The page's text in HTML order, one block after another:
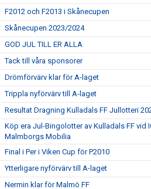
F2012 och F2013 i Skånecupen
Skånecupen 2023/2024
GOD JUL TILL ER ALLA
Tack till våra sponsorer
Drömförvärv klar för A-laget
Trippla nyförvärv till A-laget
Resultat Dragning Kulladals FF Jullotteri
Köp era Jul-Bingolotter av Kulladals FF vid
Malmborgs Mobilia
Final i Per i Viken Cup för P2010
Ytterligare nyförvärv till A-laget
Nermin klar för Malmö FF